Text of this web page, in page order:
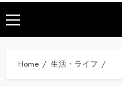
Primary
Menu
Home 生活・ライフ